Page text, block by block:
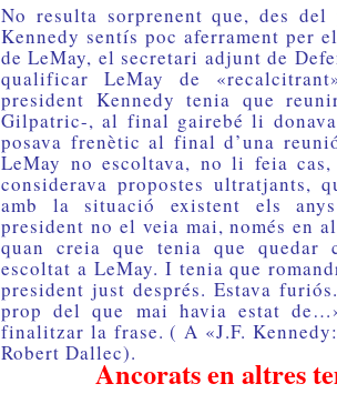
No resulta sorprenent que, des
Kennedy sentís poc aferrament per
de LeMay, el secretari adjunt de
qualificar LeMay de
president Kennedy tenia que
Gilpatric-, al final gairebé li
posava frenètic al final d’una
LeMay no escoltava, no li feia
considerava propostes ultratjants,
amb la situació existent els
president no el veia mai, només en
quan creia que tenia que quedar
escoltat a LeMay. I tenia que
president just després. Estava
prop del que mai havia estat
finalitzar la frase. ( A «J.F.
Robert Dallec).
Ancorats en altres